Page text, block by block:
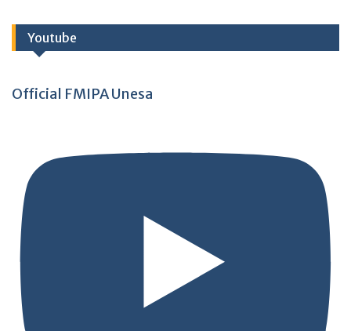
Youtube
Official FMIPA Unesa